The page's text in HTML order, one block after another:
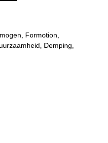
Formotion,
Demping,